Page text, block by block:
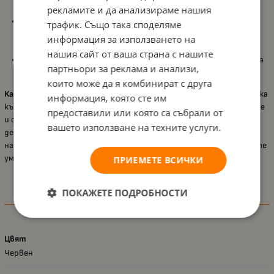
социални умения.
Образователен елемент:Подпомага научаването за
различните аспекти на безопасността и помощта на
другите, обогатявайки образователния процес чрез игра.
Портативност:Лесна за пренасяне, тази играчка е идеална
за забавления както у дома, така и навън.
Камионче Playgro - Пожарна от серията LEARN
е отлична добавка
към играчките на всяко дете, осигуряваща часове на забавление
и образование. Създадена да стимулира развитието и да учи
децата на важни умения, тази играчка е също така и забавен
начин за развиване на координацията и моториката на младите
умове.
Цвят
Червен
рекламите и да анализираме нашия
трафик. Също така споделяме
информация за използването на
нашия сайт от ваша страна с нашите
партньори за реклама и анализи,
които може да я комбинират с друга
информация, която сте им
предоставили или която са събрали от
вашето използване на техните услуги.
ПРИЕМЕТЕ ВСИЧКИ
ПОКАЖЕТЕ ПОДРОБНОСТИ